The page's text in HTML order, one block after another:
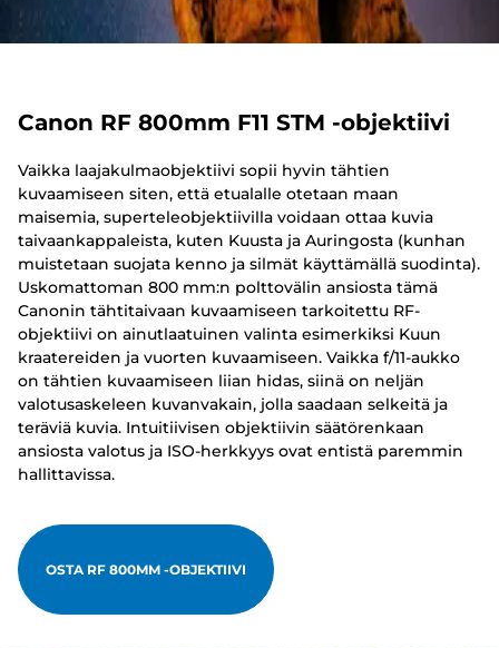
Canon RF 800mm F11 STM -objektiivi
Vaikka laajakulmaobjektiivi sopii hyvin tähtien
kuvaamiseen siten, että etualalle otetaan maan
maisemia, superteleobjektiivilla voidaan ottaa kuvia
taivaankappaleista, kuten Kuusta ja Auringosta (kunhan
muistetaan suojata kenno ja silmät käyttämällä suodinta).
Uskomattoman 800 mm:n polttovälin ansiosta tämä
Canonin tähtitaivaan kuvaamiseen tarkoitettu RF-
objektiivi on ainutlaatuinen valinta esimerkiksi Kuun
kraatereiden ja vuorten kuvaamiseen. Vaikka f/11-aukko
on tähtien kuvaamiseen liian hidas, siinä on neljän
valotusaskeleen kuvanvakain, jolla saadaan selkeitä ja
teräviä kuvia. Intuitiivisen objektiivin säätörenkaan
ansiosta valotus ja ISO-herkkyys ovat entistä paremmin
hallittavissa.
OSTA RF 800MM -OBJEKTIIVI